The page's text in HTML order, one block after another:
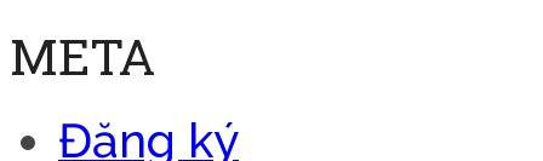
META
Đăng ký